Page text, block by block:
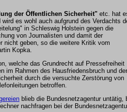
der Öffentlichen Sicherheit" etc. hat
es wohl auch aufgrund des Verdachts
in Schleswig Holstein gegen die
von Journalisten und damit der
nicht geben, so die weitere Kritik vom
Kopka.
welche das Grundrecht auf Pressefreiheit
im Rahmen des Hausfriedensbruch und der
durch die versuchte Zerstörung von
betroffen.
blieb die Bundesnetzagentur untätig,
nachfragen bei der